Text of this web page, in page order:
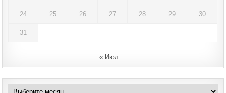
24 25 26 27 28 29 30
31
« Июл
Архивы